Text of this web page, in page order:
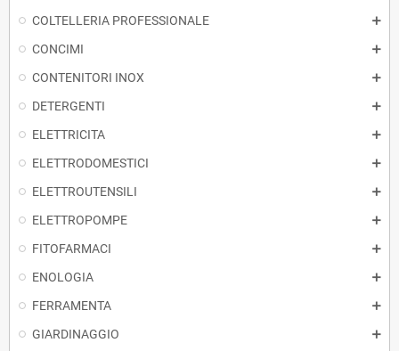
COLTELLERIA PROFESSIONALE
CONCIMI
CONTENITORI INOX
DETERGENTI
ELETTRICITA
ELETTRODOMESTICI
ELETTROUTENSILI
ELETTROPOMPE
FITOFARMACI
ENOLOGIA
FERRAMENTA
GIARDINAGGIO